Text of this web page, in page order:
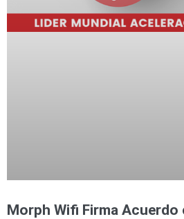
Morph Wifi Firma Acuerdo